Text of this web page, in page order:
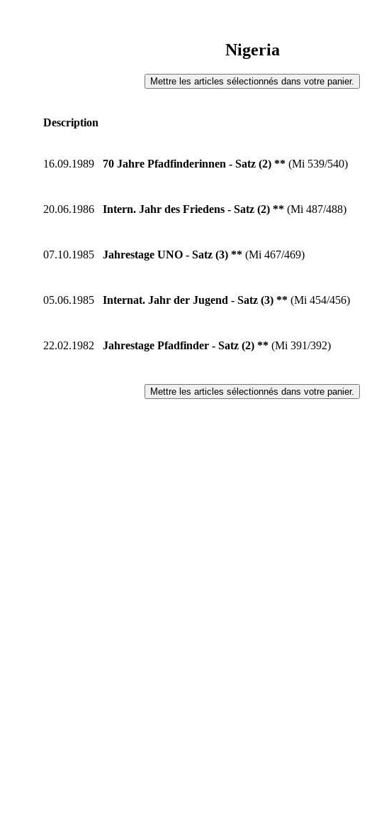
Nigeria
Description
16.09.1989 70 Jahre Pfadfinderinnen - Satz (2) ** (Mi 539/540)
20.06.1986 Intern. Jahr des Friedens - Satz (2) ** (Mi 487/488)
07.10.1985 Jahrestage UNO - Satz (3) ** (Mi 467/469)
05.06.1985 Internat. Jahr der Jugend - Satz (3) ** (Mi 454/456)
22.02.1982 Jahrestage Pfadfinder - Satz (2) ** (Mi 391/392)